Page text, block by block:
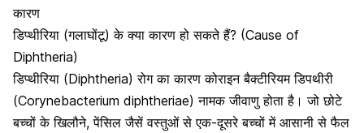
कारण
डिप्थीरिया (गलाघोंटू) के क्या कारण हो सकते हैं? (Cause of
Diphtheria)
डिप्थीरिया (Diphtheria) रोग का कारण कोराइन बैक्टीरियम डिपथीरी
(Corynebacterium diphtheriae) नामक जीवाणु होता है। जो छोटे
बच्चों के खिलौने, पेंसिल जैसें वस्तुओं से एक-दूसरे बच्चों में आसानी से फैल